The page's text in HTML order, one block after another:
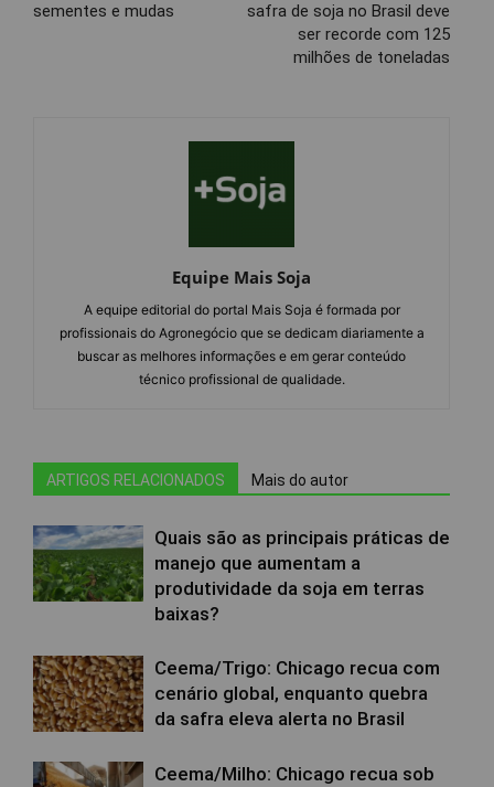
sementes e mudas
safra de soja no Brasil deve
ser recorde com 125
milhões de toneladas
Equipe Mais Soja
A equipe editorial do portal Mais Soja é formada por
profissionais do Agronegócio que se dedicam diariamente a
buscar as melhores informações e em gerar conteúdo
técnico profissional de qualidade.
ARTIGOS RELACIONADOS Mais do autor
Quais são as principais práticas de
manejo que aumentam a
produtividade da soja em terras
baixas?
Ceema/Trigo: Chicago recua com
cenário global, enquanto quebra
da safra eleva alerta no Brasil
Ceema/Milho: Chicago recua sob